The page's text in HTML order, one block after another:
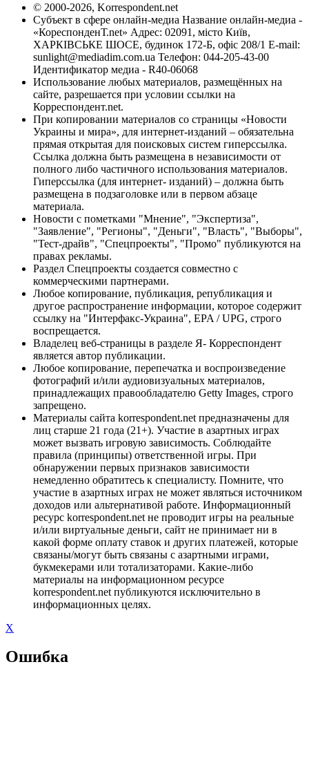
© 2000-2026, Korrespondent.net
Субъект в сфере онлайн-медиа Название онлайн-медиа -
«КореспонденТ.net» Адрес: 02091, місто Київ,
ХАРКІВСЬКЕ ШОСЕ, будинок 172-Б, офіс 208/1 E-mail:
sunlight@mediadim.com.ua Телефон: 044-205-43-00
Идентификатор медиа - R40-06068
Использование любых материалов, размещённых на
сайте, разрешается при условии ссылки на
Корреспондент.net.
При копировании материалов со страницы «Новости
Украины и мира», для интернет-изданий – обязательна
прямая открытая для поисковых систем гиперссылка.
Ссылка должна быть размещена в независимости от
полного либо частичного использования материалов.
Гиперссылка (для интернет- изданий) – должна быть
размещена в подзаголовке или в первом абзаце
материала.
Новости с пометками "Мнение", "Экспертиза",
"Заявление", "Регионы", "Деньги", "Власть", "Выборы",
"Тест-драйв", "Спецпроекты", "Промо" публикуются на
правах рекламы.
Раздел Спецпроекты создается совместно с
коммерческими партнерами.
Любое копирование, публикация, републикация и
другое распространение информации, которое содержит
ссылку на "Интерфакс-Украина", EPA / UPG, строго
воспрещается.
Владелец веб-страницы в разделе Я- Корреспондент
является автор публикации.
Любое копирование, перепечатка и воспроизведение
фотографий и/или аудиовизуальных материалов,
принадлежащих правообладателю Getty Images, строго
запрещено.
Материалы сайта korrespondent.net предназначены для
лиц старше 21 года (21+). Участие в азартных играх
может вызвать игровую зависимость. Соблюдайте
правила (принципы) ответственной игры. При
обнаружении первых признаков зависимости
немедленно обратитесь к специалисту. Помните, что
участие в азартных играх не может являться источником
доходов или альтернативой работе. Информационный
ресурс korrespondent.net не проводит игры на реальные
и/или виртуальные деньги, сайт не принимает ни в
какой форме оплату ставок и других платежей, которые
связаны/могут быть связаны с азартными играми,
букмекерами или тотализаторами. Какие-либо
материалы на информационном ресурсе
korrespondent.net публикуются исключительно в
информационных целях.
X
Ошибка